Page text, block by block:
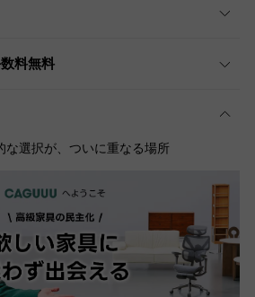
料無料
な選択が、ついに重なる場所